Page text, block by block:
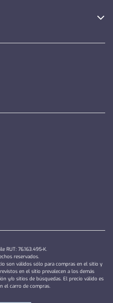
RUT: 76.163.495-K.
reservados.
son válidos sólo para compras en el sitio y
en el sitio prevalecen a los demás
y/o sitios de búsquedas. El precio válido es
el carro de compras.